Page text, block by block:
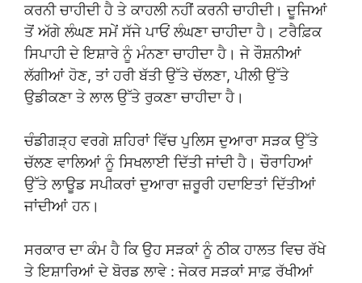
ਕਰਨੀ ਚਾਹੀਦੀ ਹੈ ਤੇ ਕਾਹਲੀ ਨਹੀਂ ਕਰਨੀ ਚਾਹੀਦੀ। ਦੂਜਿਆਂ
ਤੋਂ ਅੱਗੇ ਲੰਘਣ ਸਮੇਂ ਸੱਜੇ ਪਾਓਂ ਲੰਘਣਾ ਚਾਹੀਦਾ ਹੈ। ਟਰੈਫ਼ਿਕ
ਸਿਪਾਹੀ ਦੇ ਇਸ਼ਾਰੇ ਨੂੰ ਮੰਨਣਾ ਚਾਹੀਦਾ ਹੈ। ਜੇ ਰੌਸ਼ਨੀਆਂ
ਲੱਗੀਆਂ ਹੋਣ, ਤਾਂ ਹਰੀ ਬੱਤੀ ਉੱਤੇ ਚੱਲਣਾ, ਪੀਲੀ ਉੱਤੇ
ਉਡੀਕਣਾ ਤੇ ਲਾਲ ਉੱਤੇ ਰੁਕਣਾ ਚਾਹੀਦਾ ਹੈ।
ਚੰਡੀਗੜ੍ਹ ਵਰਗੇ ਸ਼ਹਿਰਾਂ ਵਿੱਚ ਪੁਲਿਸ ਦੁਆਰਾ ਸੜਕ ਉੱਤੇ
ਚੱਲਣ ਵਾਲਿਆਂ ਨੂੰ ਸਿਖਲਾਈ ਦਿੱਤੀ ਜਾਂਦੀ ਹੈ। ਚੌਰਾਹਿਆਂ
ਉੱਤੇ ਲਾਊਡ ਸਪੀਕਰਾਂ ਦੁਆਰਾ ਜ਼ਰੂਰੀ ਹਦਾਇਤਾਂ ਦਿੱਤੀਆਂ
ਜਾਂਦੀਆਂ ਹਨ।
ਸਰਕਾਰ ਦਾ ਕੰਮ ਹੈ ਕਿ ਉਹ ਸੜਕਾਂ ਨੂੰ ਠੀਕ ਹਾਲਤ ਵਿਚ ਰੱਖੇ
ਤੇ ਇਸ਼ਾਰਿਆਂ ਦੇ ਬੋਰਡ ਲਾਵੇ : ਜੇਕਰ ਸੜਕਾਂ ਸਾਫ਼ ਰੱਖੀਆਂ